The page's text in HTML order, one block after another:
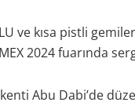
ve kısa pistli
2024 fuarında
Abu Dabi’de